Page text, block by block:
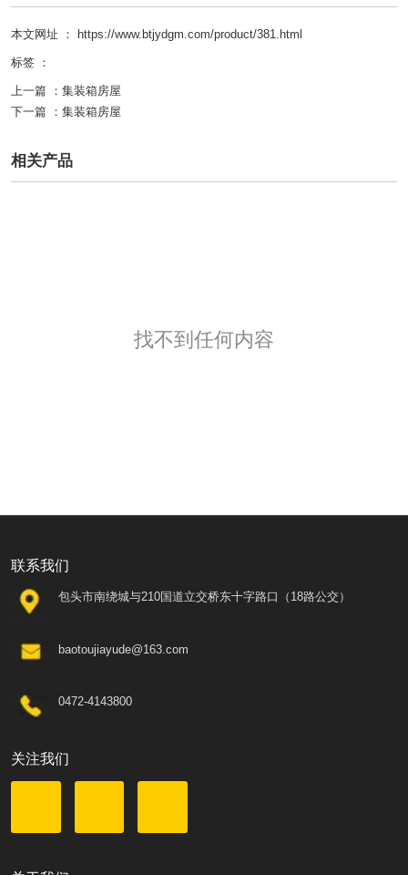
本文网址 ： https://www.btjydgm.com/product/381.html
标签 ：
上一篇 ： 集装箱房屋
下一篇 ： 集装箱房屋
相关产品
找不到任何内容
联系我们
包头市南绕城与210国道立交桥东十字路口（18路公交）
baotoujiayude@163.com
0472-4143800
关注我们